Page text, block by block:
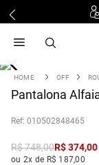
OFF
Pantalona
: 010502848465
R$748,00R$374,00
ou 2x de R$ 187,00
vestido
3 º blusa
º tricot
º macacão